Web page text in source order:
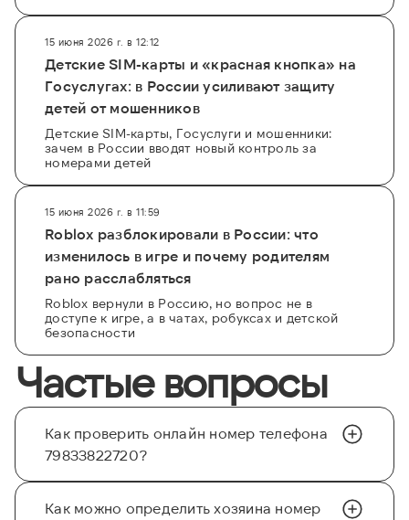
15 июня 2026 г. в 12:12
Детские SIM-карты и «красная кнопка» на
Госуслугах: в России усиливают защиту
детей от мошенников
Детские SIM-карты, Госуслуги и мошенники:
зачем в России вводят новый контроль за
номерами детей
15 июня 2026 г. в 11:59
Roblox разблокировали в России: что
изменилось в игре и почему родителям
рано расслабляться
Roblox вернули в Россию, но вопрос не в
доступе к игре, а в чатах, робуксах и детской
безопасности
Частые вопросы
Как проверить онлайн номер телефона
79833822720?
Как можно определить хозяина номер